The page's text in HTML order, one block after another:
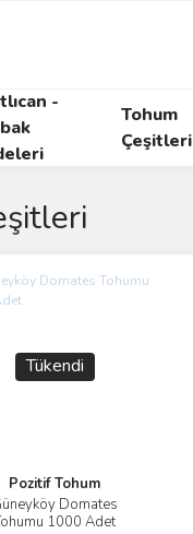
-
Tohum
Çeşitleri
Tükendi
Pozitif Tohum
Domates
1000 Adet
İncele